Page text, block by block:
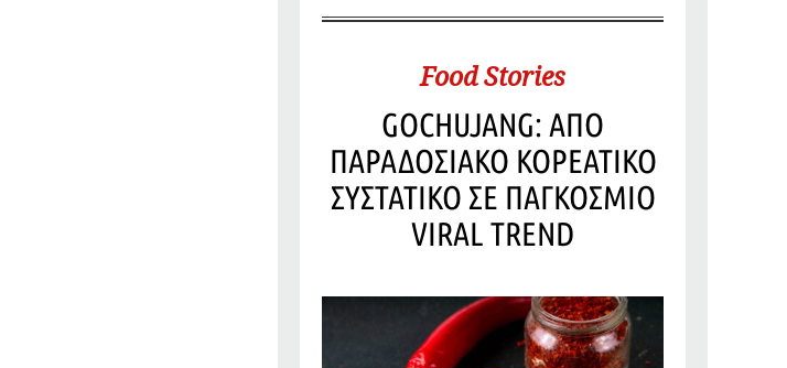
Food Stories
GOCHUJANG: ΑΠΟ
ΠΑΡΑΔΟΣΙΑΚΟ ΚΟΡΕΑΤΙΚΟ
ΣΥΣΤΑΤΙΚΟ ΣΕ ΠΑΓΚΟΣΜΙΟ
VIRAL TREND